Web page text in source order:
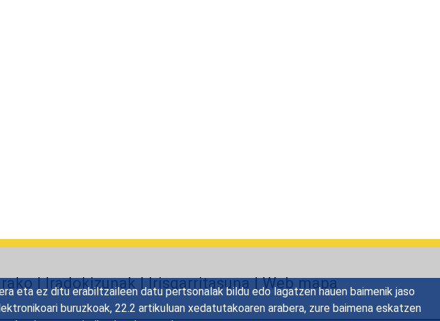
eta ez ditu erabiltzaileen datu pertsonalak bildu edo lagatzen hauen baimenik jaso
buruzkoak, 22.2 artikuluan xedatutakoaren arabera, zure baimena eskatzen
|Iradokizunak|Irisgarritasuna|Web mapa